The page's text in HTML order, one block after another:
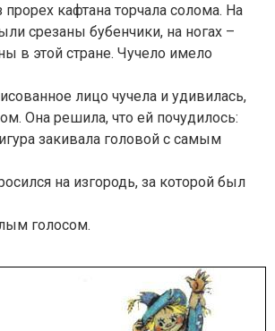
кафтана торчала солома. На
срезаны бубенчики, на ногах –
в этой стране. Чучело имело
лицо чучела и удивилась,
Она решила, что ей почудилось:
закивала головой с самым
на изгородь, за которой был
голосом.